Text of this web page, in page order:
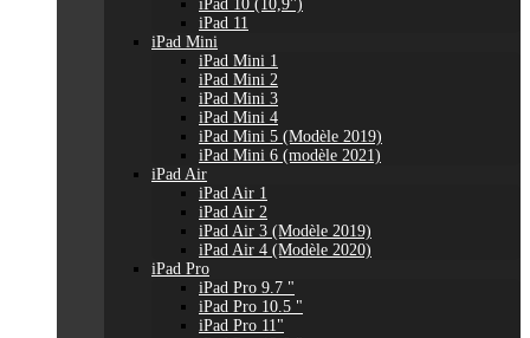
iPad 10 (10,9'')
iPad 11
iPad Mini
iPad Mini 1
iPad Mini 2
iPad Mini 3
iPad Mini 4
iPad Mini 5 (Modèle 2019)
iPad Mini 6 (modèle 2021)
iPad Air
iPad Air 1
iPad Air 2
iPad Air 3 (Modèle 2019)
iPad Air 4 (Modèle 2020)
iPad Pro
iPad Pro 9.7 "
iPad Pro 10.5 "
iPad Pro 11"